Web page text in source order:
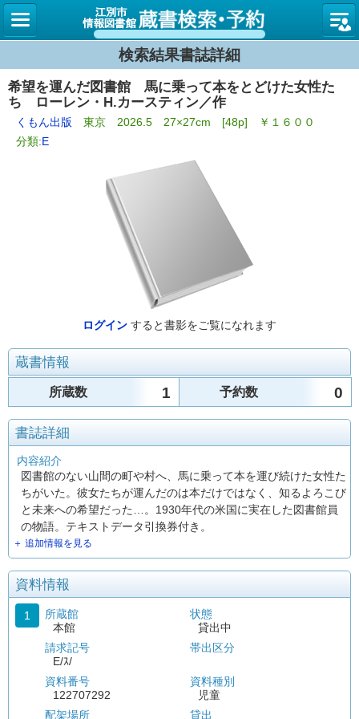
図書館
検索結果書誌詳細
希望を運んだ図書館 馬に乗って本をとどけた女性た
ち ローレン・H.カースティン／作
くもん出版 東京 2026.5 27×27cm [48p] ￥１６００
分類:E
ログイン すると書影をご覧になれます
蔵書情報
所蔵数 1 予約数 0
書誌詳細
内容紹介
図書館のない山間の町や村へ、馬に乗って本を運び続けた女性た
ちがいた。彼女たちが運んだのは本だけではなく、知るよろこび
と未来への希望だった…。1930年代の米国に実在した図書館員
の物語。テキストデータ引換券付き。
＋ 追加情報を見る
資料情報
1
所蔵館
本館
請求記号
E/ｽ/
資料番号
122707292
配架場所
状態
貸出中
帯出区分
資料種別
児童
貸出